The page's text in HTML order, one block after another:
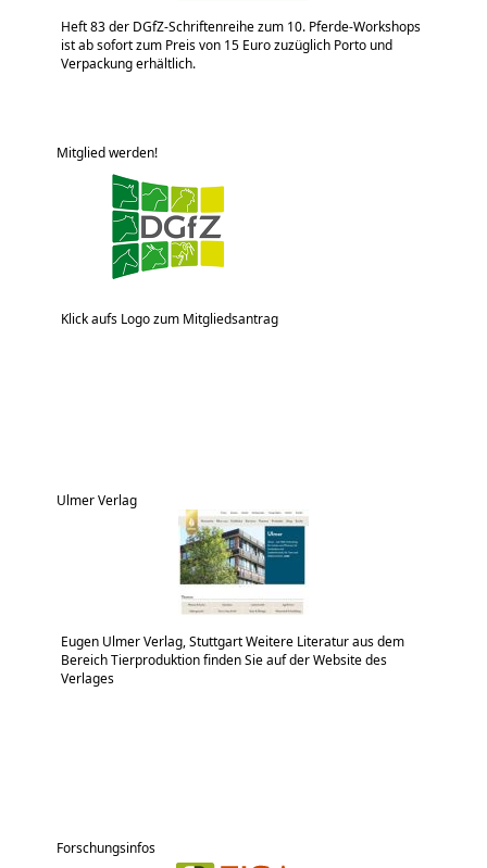
Heft 83 der DGfZ-Schriftenreihe zum 10. Pferde-Workshops
ist ab sofort zum Preis von 15 Euro zuzüglich Porto und
Verpackung erhältlich.
Mitglied werden!
Klick aufs Logo zum Mitgliedsantrag
Ulmer Verlag
Eugen Ulmer Verlag, Stuttgart Weitere Literatur aus dem
Bereich Tierproduktion finden Sie auf der Website des
Verlages
Forschungsinfos